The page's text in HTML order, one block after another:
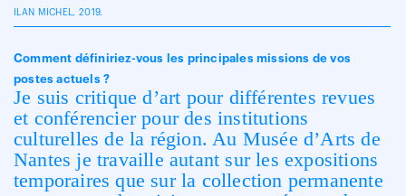
ILAN MICHEL, 2019.
Comment définiriez-vous les principales missions de vos
postes actuels ?
Je suis critique d’art pour différentes revues
et conférencier pour des institutions
culturelles de la région. Au Musée d’Arts de
Nantes je travaille autant sur les expositions
temporaires que sur la collection permanente